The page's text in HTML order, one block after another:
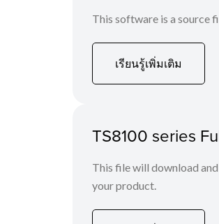
This software is a source
เรียนรู้เพิ่มเติม
TS8100 series
This file will download
your product.